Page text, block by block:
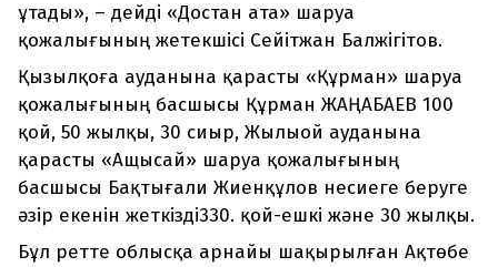
ұтады», – дейді «Достан ата» шаруа
қожалығының жетекшісі Сейітжан Балжігітов.
Қызылқоға ауданына қарасты «Құрман» шаруа
қожалығының басшысы Құрман ЖАҢАБАЕВ 100
қой, 50 жылқы, 30 сиыр, Жылыой ауданына
қарасты «Ащысай» шаруа қожалығының
басшысы Бақтығали Жиенқұлов несиеге беруге
әзір екенін жеткізді330. қой-ешкі және 30 жылқы.
Бұл ретте облысқа арнайы шақырылған Ақтөбе